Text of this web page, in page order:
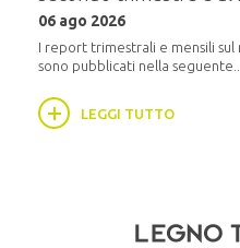
La segheria, partendo dal tronco,
06 ago 2026
I report trimestrali e mensili
sono pubblicati nella seguente...
LEGGI TUTTO